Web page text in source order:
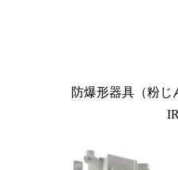
防爆形器具（粉じ